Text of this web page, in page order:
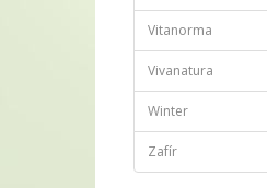
Vitanorma
Vivanatura
Winter
Zafír